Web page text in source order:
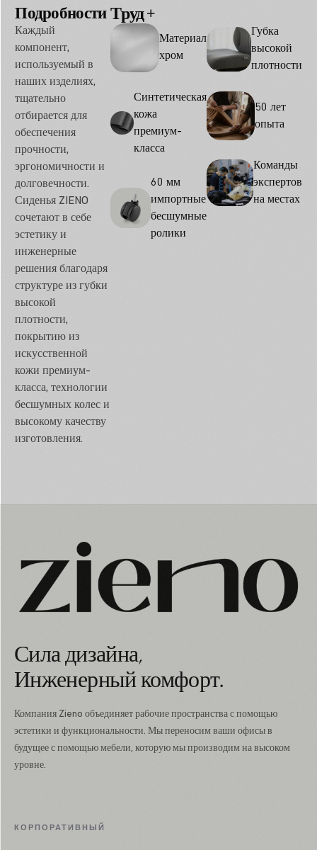
Подробности
Каждый
компонент,
используемый в
наших изделиях,
тщательно
отбирается для
обеспечения
прочности,
эргономичности и
долговечности.
Сиденья ZIENO
сочетают в себе
эстетику и
инженерные
решения благодаря
структуре из губки
высокой
плотности,
покрытию из
искусственной
кожи премиум-
класса, технологии
бесшумных колес и
высокому качеству
изготовления.
Труд
Материал
хром
Синтетическая
кожа
премиум-
класса
60 мм
импортные
бесшумные
ролики
Губка
высокой
плотности
50 лет
опыта
Команды
экспертов
на местах
Сила дизайна,
Инженерный комфорт.
Компания Zieno объединяет рабочие пространства с помощью
эстетики и функциональности. Мы переносим ваши офисы в
будущее с помощью мебели, которую мы производим на высоком
уровне.
КОРПОРАТИВНЫЙ